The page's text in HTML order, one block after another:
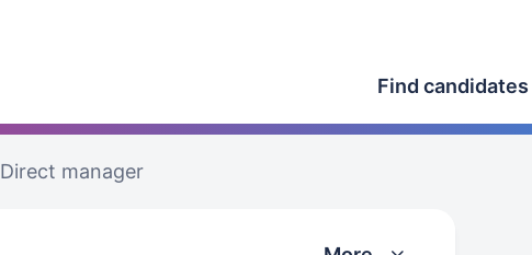
Find candidates
Direct manager